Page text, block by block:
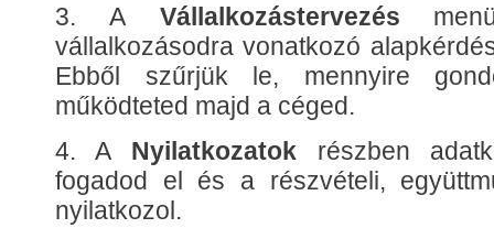
3. A Vállalkozástervezés
vállalkozásodra vonatkozó
Ebből szűrjük le, mennyire
működteted majd a céged.
4. A Nyilatkozatok részben
fogadod el és a részvételi,
nyilatkozol.